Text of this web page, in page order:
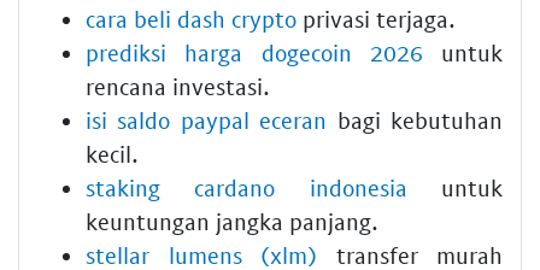
cara beli dash crypto privasi terjaga.
prediksi harga dogecoin 2026 untuk
rencana investasi.
isi saldo paypal eceran bagi kebutuhan
kecil.
staking cardano indonesia untuk
keuntungan jangka panjang.
stellar lumens (xlm) transfer murah